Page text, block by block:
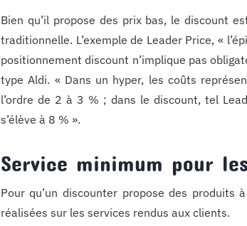
Bien qu’il propose des prix bas, le discount
traditionnelle. L’exemple de Leader Price, «
positionnement discount n’implique pas
type Aldi. « Dans un hyper, les coûts
l’ordre de 2 à 3 % ; dans le discount, tel
s’élève à 8 % ».
Service minimum pour
Pour qu’un discounter propose des produits
réalisées sur les services rendus aux clients.